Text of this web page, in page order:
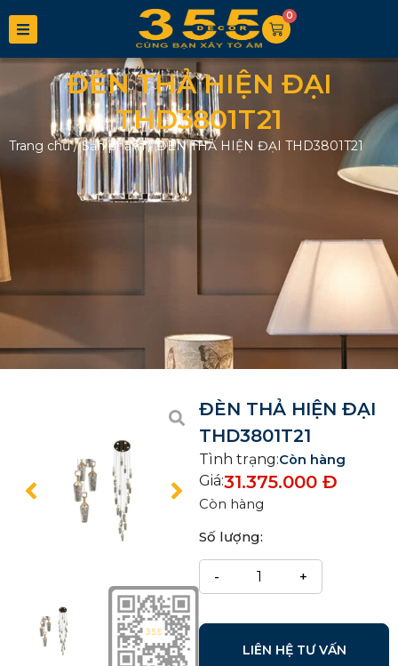
0
ĐÈN THẢ HIỆN ĐẠI
THD3801T21
Trang chủ/Sản phẩm/ĐÈN THẢ HIỆN ĐẠI THD3801T21
ĐÈN THẢ HIỆN ĐẠI
THD3801T21
Tình trạng:Còn hàng
Giá:31.375.000 Đ
Còn hàng
Số lượng:
LIÊN HỆ TƯ VẤN